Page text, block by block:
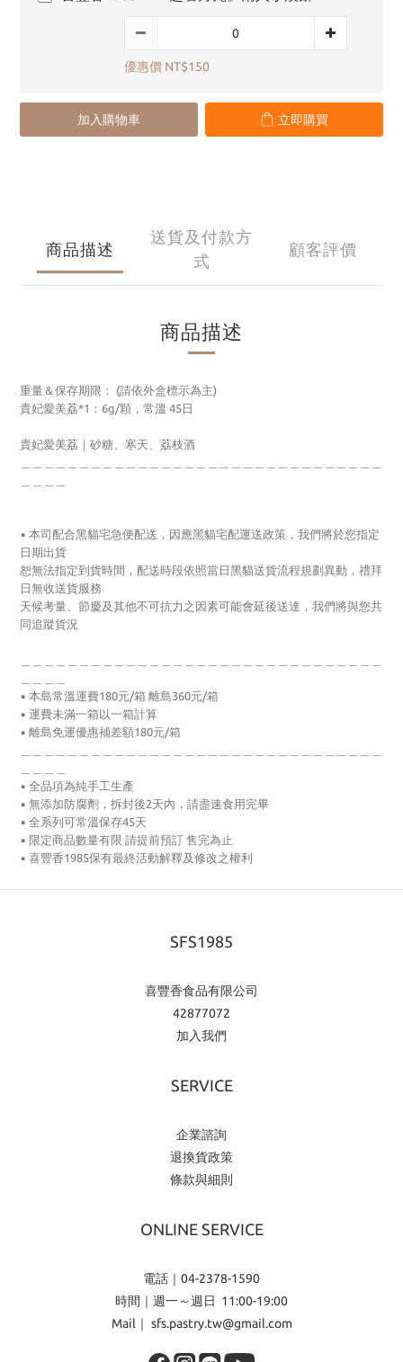
優惠價 NT$150
加入購物車 立即購買
商品描述
送貨及付款方
式
顧客評價
商品描述
重量＆保存期限： (請依外盒標示為主)
貴妃愛美荔*1：6g/顆，常溫 45日
貴妃愛美荔｜砂糖、寒天、荔枝酒
▪ 本司配合黑貓宅急便配送，因應黑貓宅配運送政策，我們將於您指定
日期出貨
恕無法指定到貨時間，配送時段依照當日黑貓送貨流程規劃異動，禮拜
日無收送貨服務
天候考量、節慶及其他不可抗力之因素可能會延後送達，我們將與您共
同追蹤貨況
▪ 本島常溫運費180元/箱 離島360元/箱
▪ 運費未滿一箱以一箱計算
▪ 離島免運優惠補差額180元/箱
▪ 全品項為純手工生產
▪ 無添加防腐劑，拆封後2天內，請盡速食用完畢
▪ 全系列可常溫保存45天
▪ 限定商品數量有限 請提前預訂 售完為止
▪ 喜豐香1985保有最終活動解釋及修改之權利
SFS1985
喜豐香食品有限公司
42877072
加入我們
SERVICE
企業諮詢
退換貨政策
條款與細則
ONLINE SERVICE
電話｜04-2378-1590
時間｜週一～週日 11:00-19:00
Mail｜ sfs.pastry.tw@gmail.com